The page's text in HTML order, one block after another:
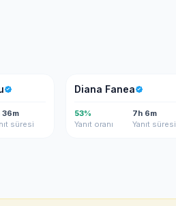
36m
süresi
DF
Diana Fanea
53%
Yanıt oranı
7h 6m
Yanıt süresi